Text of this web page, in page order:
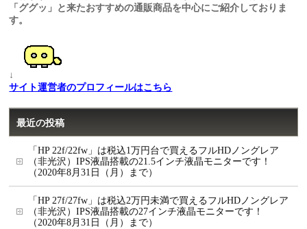
「ググッ」と来たおすすめの通販商品を中心にご紹介しておりま
す。
↓
サイト運営者のプロフィールはこちら
最近の投稿
「HP 22f/22fw」は税込1万円台で買えるフルHDノングレア
（非光沢）IPS液晶搭載の21.5インチ液晶モニターです！
（2020年8月31日（月）まで）
「HP 27f/27fw」は税込2万円未満で買えるフルHDノングレア
（非光沢）IPS液晶搭載の27インチ液晶モニターです！
（2020年8月31日（月）まで）